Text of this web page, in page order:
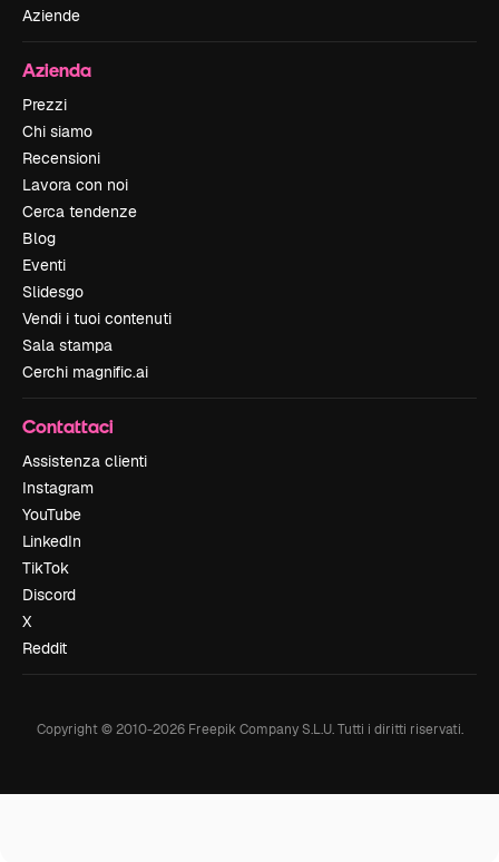
Aziende
Azienda
Prezzi
Chi siamo
Recensioni
Lavora con noi
Cerca tendenze
Blog
Eventi
Slidesgo
Vendi i tuoi contenuti
Sala stampa
Cerchi magnific.ai
Contattaci
Assistenza clienti
Instagram
YouTube
LinkedIn
TikTok
Discord
X
Reddit
Copyright © 2010-2026Freepik Company S.L.U. Tutti i diritti riservati.